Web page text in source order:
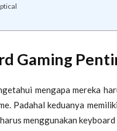
Gaming
mengapa mereka
Padahal keduanya
menggunakan